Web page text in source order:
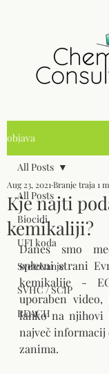
objava
All Posts
Biocidi
UFI koda
Svetovanje
SVHC / SCIP
REACH
All Posts
Kje najti
kemikaliji?
Aug 23, 2021 Branje traja 1
Danes smo
spletni strani
kemikalije -
uporaben
lahko na njihovi
največ
zanima.